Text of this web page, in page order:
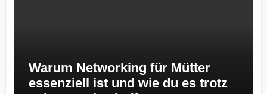
Warum Networking für Mütter
essenziell ist und wie du es trotz